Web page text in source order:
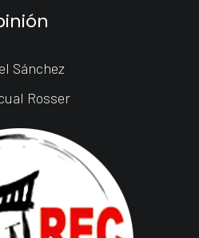
Sánchez
Rosser